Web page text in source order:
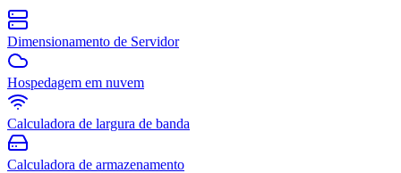
Dimensionamento de Servidor
Hospedagem em nuvem
Calculadora de largura de banda
Calculadora de armazenamento